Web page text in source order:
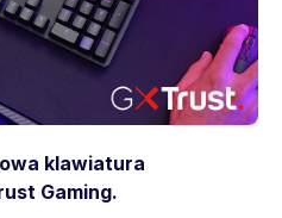
klawiatura
Gaming.